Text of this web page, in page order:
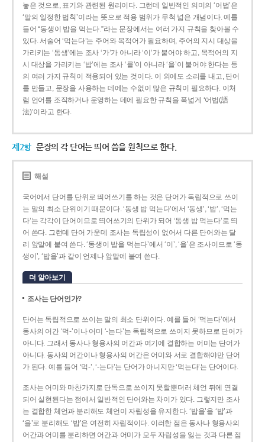
놓은 것으로, 표기와 관련된 원리이다. 그런데 일반적인 의미의 ‘어법’은
‘말의 일정한 법칙’이라는 뜻으로 적용 범위가 무척 넓은 개념이다. 예를
들어 “동생이 밥을 먹는다.”라는 문장에서는 여러 가지 규칙을 찾아볼 수
있다. 서술어 ‘먹는다’는 주어와 목적어가 필요하며, 주어의 지시 대상을
가리키는 ‘동생’에는 조사 ‘가’가 아니라 ‘이’가 붙어야 하고, 목적어의 지
시 대상을 가리키는 ‘밥’에는 조사 ‘를’이 아니라 ‘을’이 붙어야 한다는 등
의 여러 가지 규칙이 적용되어 있는 것이다. 이 외에도 소리를 내고, 단어
를 만들고, 문장을 사용하는 데에는 수없이 많은 규칙이 필요하다. 이처
럼 언어를 조직하거나 운영하는 데에 필요한 규칙을 폭넓게 ‘어법(語
法)’이라고 한다.
제2항 문장의 각 단어는 띄어 씀을 원칙으로 한다.
해설
국어에서 단어를 단위로 띄어쓰기를 하는 것은 단어가 독립적으로 쓰이
는 말의 최소 단위이기 때문이다. ‘동생 밥 먹는다’에서 ‘동생’, ‘밥’, ‘먹는
다’는 각각이 단어이므로 띄어쓰기의 단위가 되어 ‘동생 밥 먹는다’로 띄
어 쓴다. 그런데 단어 가운데 조사는 독립성이 없어서 다른 단어와는 달
리 앞말에 붙여 쓴다. ‘동생이 밥을 먹는다’에서 ‘이’, ‘을’은 조사이므로 ‘동
생이’, ‘밥을’과 같이 언제나 앞말에 붙여 쓴다.
더 알아보기
조사는 단어인가?
단어는 독립적으로 쓰이는 말의 최소 단위이다. 예를 들어 ‘먹는다’에서
동사의 어간 ‘먹-­’이나 어미 ‘­-는다’는 독립적으로 쓰이지 못하므로 단어가
아니다. 그래서 동사나 형용사의 어간과 여기에 결합하는 어미는 단어가
아니다. 동사의 어간이나 형용사의 어간은 어미와 서로 결합해야만 단어
가 된다. 예를 들어 ‘먹-’, ‘-는다’는 단어가 아니지만 ‘먹는다’는 단어이다.
조사는 어미와 마찬가지로 단독으로 쓰이지 못할뿐더러 체언 뒤에 연결
되어 실현된다는 점에서 일반적인 단어와는 차이가 있다. 그렇지만 조사
는 결합한 체언과 분리해도 체언이 자립성을 유지한다. ‘밥을’을 ‘밥’과
‘을’로 분리해도 ‘밥’은 여전히 자립적이다. 이러한 점은 동사나 형용사의
어간과 어미를 분리하면 어간과 어미가 모두 자립성을 잃는 것과 다른 점